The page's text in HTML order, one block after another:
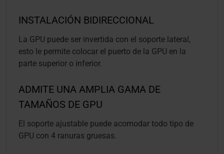
INSTALACIÓN BIDIRECCIONAL
La GPU puede ser invertida con el soporte lateral,
esto le permite colocar el puerto de la GPU en la
parte superior o inferior.
ADMITE UNA AMPLIA GAMA DE
TAMAÑOS DE GPU
El soporte ajustable puede acomodar todo tipo de
GPU con 4 ranuras gruesas.